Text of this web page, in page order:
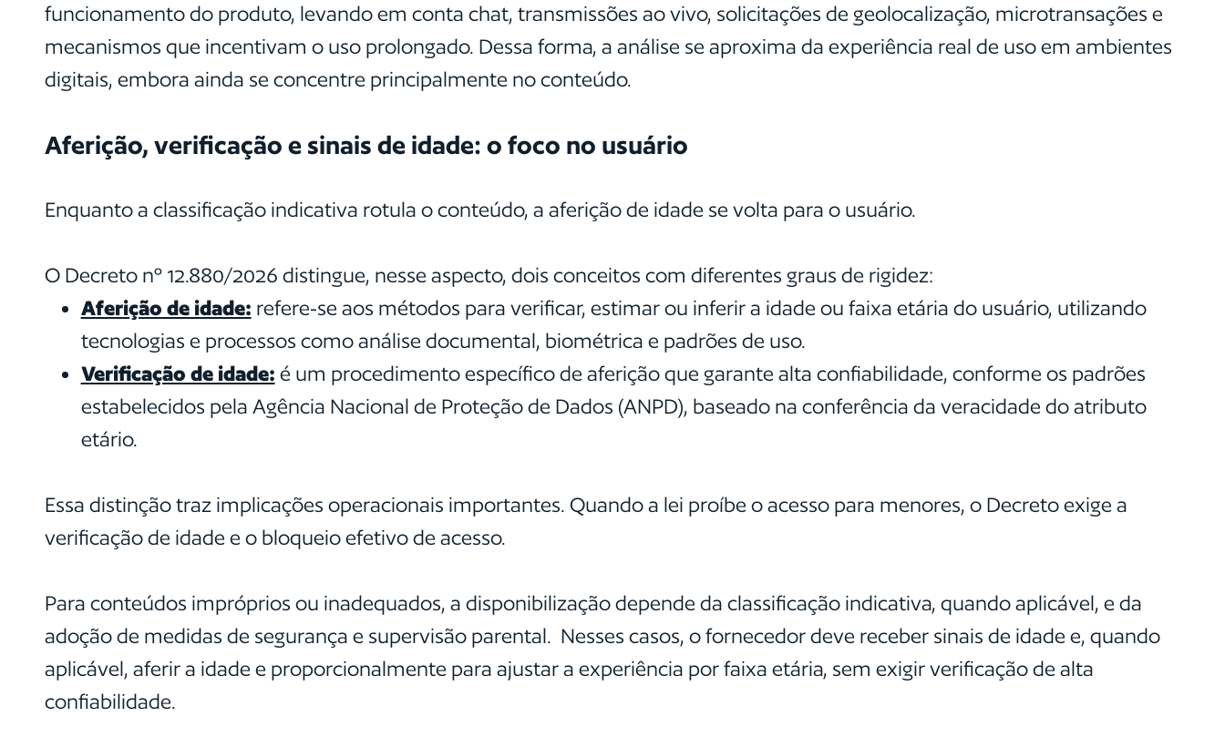
funcionamento do produto, levando em conta chat, transmissões ao vivo, solicitações de geolocalização, microtransações e
mecanismos que incentivam o uso prolongado. Dessa forma, a análise se aproxima da experiência real de uso em ambientes
digitais, embora ainda se concentre principalmente no conteúdo.
Aferição, verificação e sinais de idade: o foco no usuário
Enquanto a classificação indicativa rotula o conteúdo, a aferição de idade se volta para o usuário.
O Decreto nº 12.880/2026 distingue, nesse aspecto, dois conceitos com diferentes graus de rigidez:
Aferição de idade: refere-se aos métodos para verificar, estimar ou inferir a idade ou faixa etária do usuário, utilizando
tecnologias e processos como análise documental, biométrica e padrões de uso.
Verificação de idade: é um procedimento específico de aferição que garante alta confiabilidade, conforme os padrões
estabelecidos pela Agência Nacional de Proteção de Dados (ANPD), baseado na conferência da veracidade do atributo
etário.
Essa distinção traz implicações operacionais importantes. Quando a lei proíbe o acesso para menores, o Decreto exige a
verificação de idade e o bloqueio efetivo de acesso.
Para conteúdos impróprios ou inadequados, a disponibilização depende da classificação indicativa, quando aplicável, e da
adoção de medidas de segurança e supervisão parental. Nesses casos, o fornecedor deve receber sinais de idade e, quando
aplicável, aferir a idade e proporcionalmente para ajustar a experiência por faixa etária, sem exigir verificação de alta
confiabilidade.